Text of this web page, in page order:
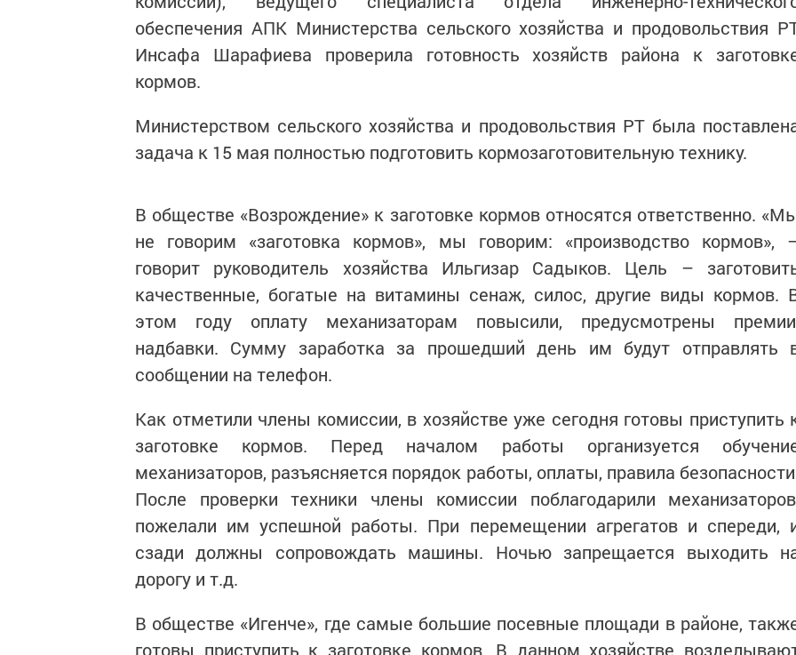
обеспечения АПК Министерства сельского хозяйства и продовольствия
Инсафа Шарафиева проверила готовность хозяйств района к
кормов.
Министерством сельского хозяйства и продовольствия РТ была
задача к 15 мая полностью подготовить кормозаготовительную технику.
В обществе «Возрождение» к заготовке кормов относятся ответственно.
не говорим «заготовка кормов», мы говорим: «производство кормов»,
говорит руководитель хозяйства Ильгизар Садыков. Цель –
качественные, богатые на витамины сенаж, силос, другие виды кормов.
этом году оплату механизаторам повысили, предусмотрены
надбавки. Сумму заработка за прошедший день им будут отправлять
сообщении на телефон.
Как отметили члены комиссии, в хозяйстве уже сегодня готовы приступить
заготовке кормов. Перед началом работы организуется
механизаторов, разъясняется порядок работы, оплаты, правила
После проверки техники члены комиссии поблагодарили
пожелали им успешной работы. При перемещении агрегатов и спереди,
сзади должны сопровождать машины. Ночью запрещается выходить
дорогу и т.д.
В обществе «Игенче», где самые большие посевные площади в районе,
готовы приступить к заготовке кормов. В данном хозяйстве